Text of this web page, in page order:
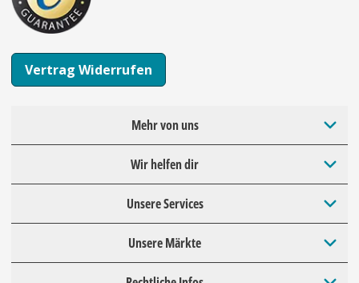
Vertrag Widerrufen
Mehr von uns
Wir helfen dir
Unsere Services
Unsere Märkte